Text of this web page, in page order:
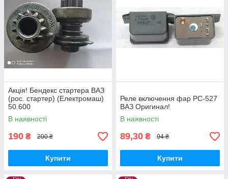
Акція! Бендекс стартера ВАЗ
(рос. стартер) (Електромаш)
50.600
В наявності
190 ₴ 200 ₴
Купити
Реле включення фар РС-527
ВАЗ Оригинал!
В наявності
89,30 ₴ 94 ₴
Купити